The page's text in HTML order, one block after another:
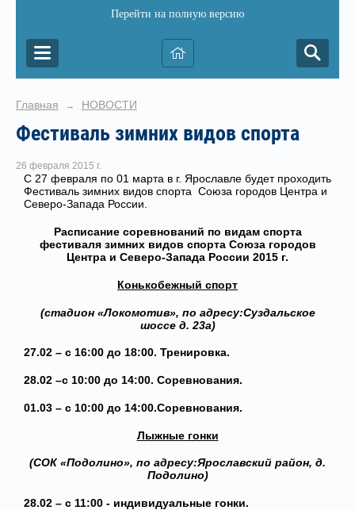
Перейти на полную версию
Главная → НОВОСТИ
Фестиваль зимних видов спорта
26 февраля 2015 г.
С 27 февраля по 01 марта в г. Ярославле будет проходить
Фестиваль зимних видов спорта Союза городов Центра и
Северо-Запада России.
Расписание соревнований по видам спорта
фестиваля зимних видов спорта Союза городов
Центра и Северо-Запада России 2015 г.
Конькобежный спорт
(стадион «Локомотив», по адресу:Суздальское
шоссе д. 23а)
27.02 – с 16:00 до 18:00. Тренировка.
28.02 –с 10:00 до 14:00. Соревнования.
01.03 – с 10:00 до 14:00.Соревнования.
Лыжные гонки
(СОК «Подолино», по адресу:Ярославский район, д.
Подолино)
28.02 – с 11:00 - индивидуальные гонки.